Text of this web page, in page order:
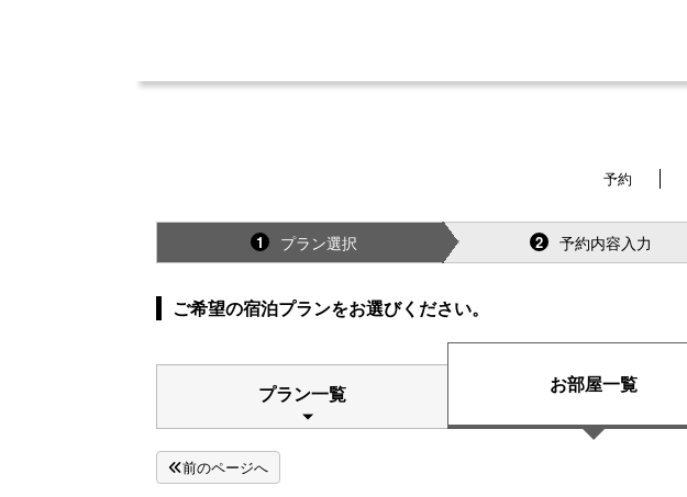
予約
1 プラン選択 2 予約内容入力
ご希望の宿泊プランをお選びください。
プラン一覧 お部屋一覧
前のページへ